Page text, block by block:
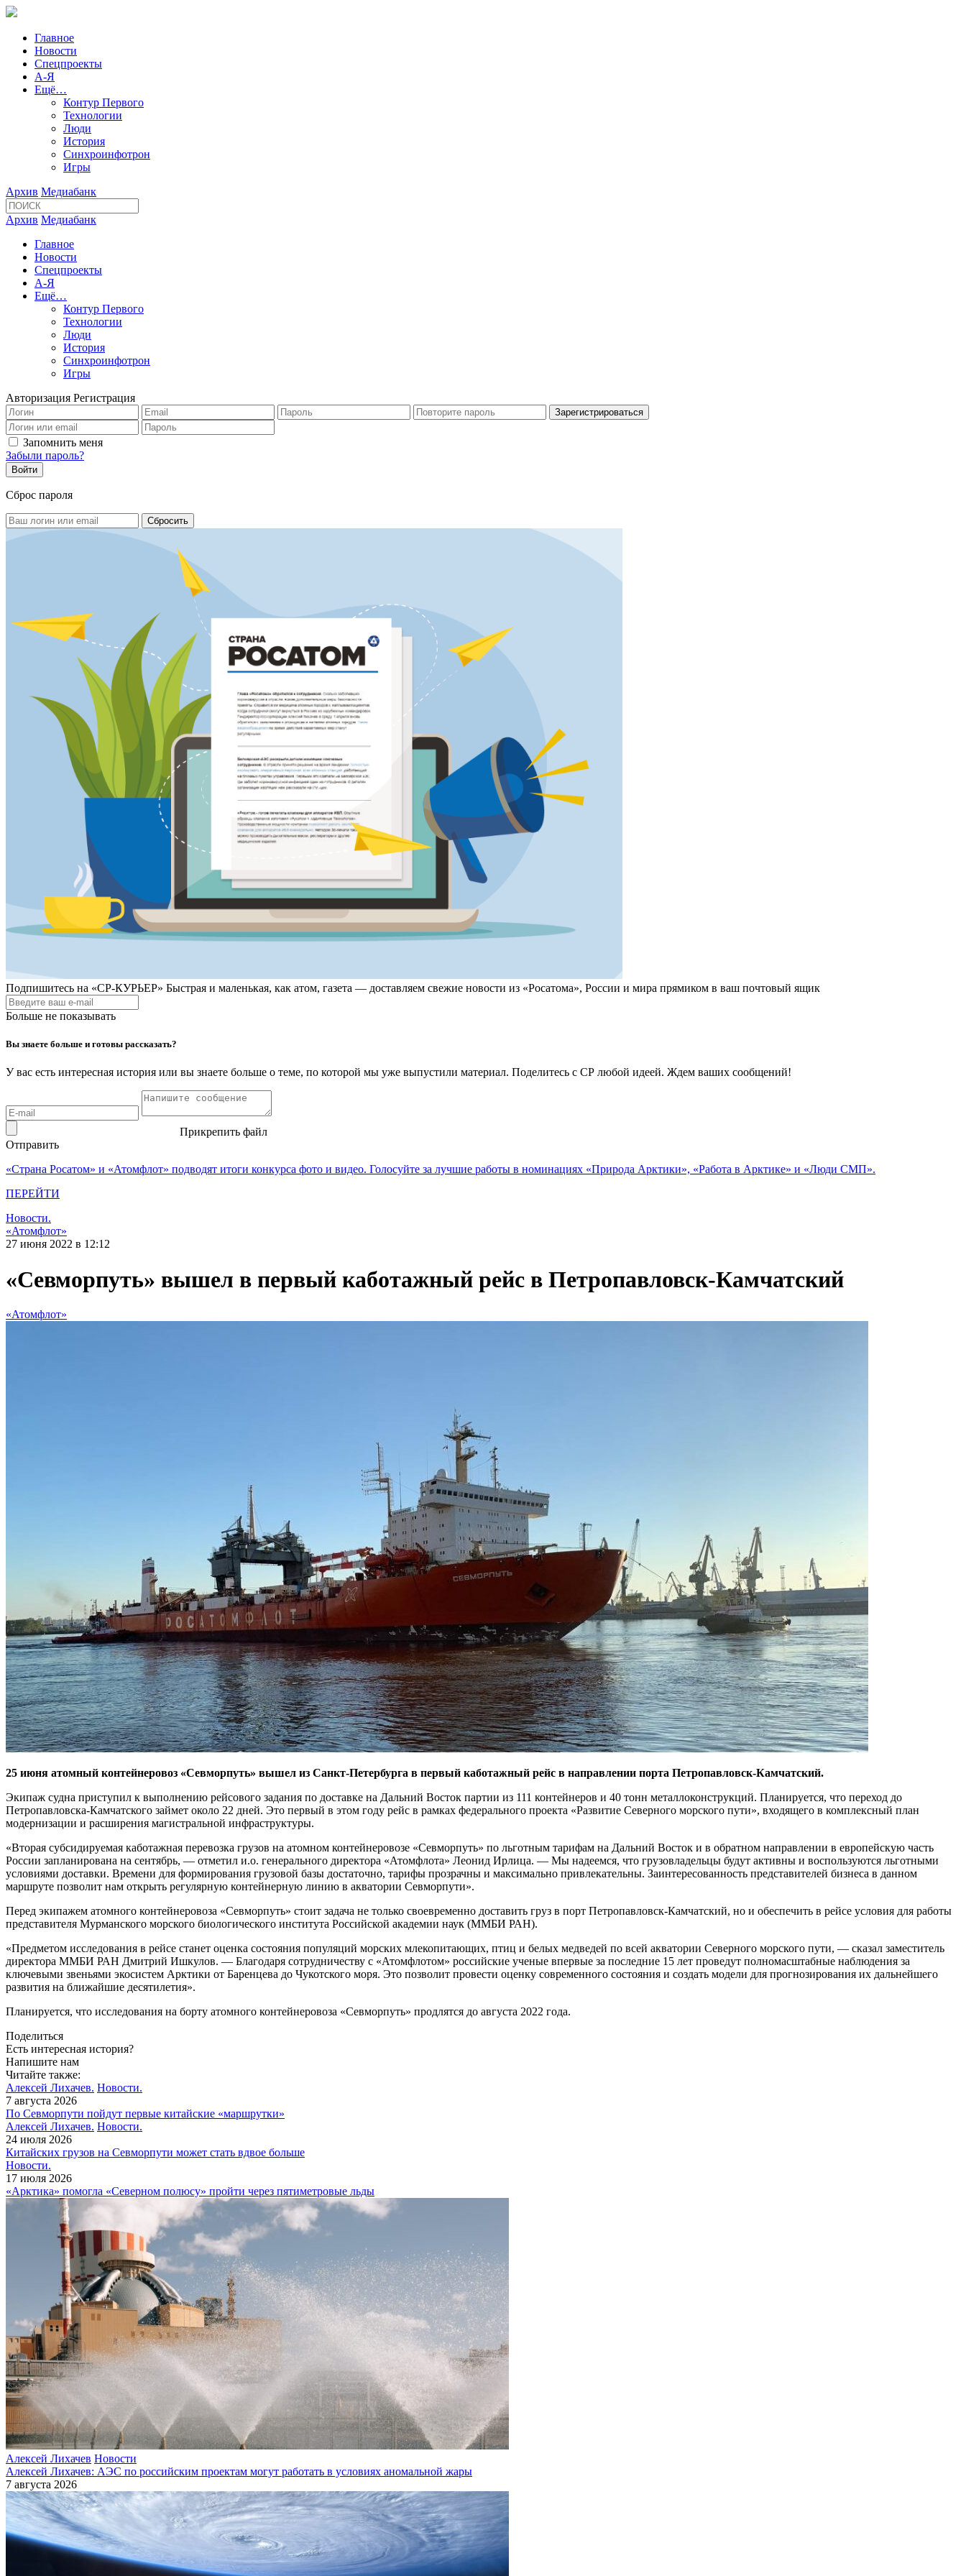
Главное
Новости
Спецпроекты
А-Я
Ещё…
Контур Первого
Технологии
Люди
История
Синхроинфотрон
Игры
Архив Медиабанк
Архив Медиабанк
Главное
Новости
Спецпроекты
А-Я
Ещё…
Контур Первого
Технологии
Люди
История
Синхроинфотрон
Игры
Авторизация Регистрация
Запомнить меня
Забыли пароль?
Сброс пароля
Подпишитесь на «СР-КУРЬЕР» Быстрая и маленькая, как атом, газета — доставляем свежие новости из «Росатома», России и мира прямиком в ваш почтовый ящик
Больше не показывать
Вы знаете больше и готовы рассказать?
У вас есть интересная история или вы знаете больше о теме, по которой мы уже выпустили материал. Поделитесь с СР любой идеей. Ждем ваших сообщений!
Прикрепить файл
Отправить
«Страна Росатом» и «Атомфлот» подводят итоги конкурса фото и видео. Голосуйте за лучшие работы в номинациях «Природа Арктики», «Работа в Арктике» и «Люди СМП».
ПЕРЕЙТИ
Новости.
«Атомфлот»
27 июня 2022 в 12:12
«Севморпуть» вышел в первый каботажный рейс в Петропавловск-Камчатский
«Атомфлот»
25 июня атомный контейнеровоз «Севморпуть» вышел из Санкт-Петербурга в первый каботажный рейс в направлении порта Петропавловск-Камчатский.
Экипаж судна приступил к выполнению рейсового задания по доставке на Дальний Восток партии из 111 контейнеров и 40 тонн металлоконструкций. Планируется, что переход до
Петропавловска-Камчатского займет около 22 дней. Это первый в этом году рейс в рамках федерального проекта «Развитие Северного морского пути», входящего в комплексный план
модернизации и расширения магистральной инфраструктуры.
«Вторая субсидируемая каботажная перевозка грузов на атомном контейнеровозе «Севморпуть» по льготным тарифам на Дальний Восток и в обратном направлении в европейскую часть
России запланирована на сентябрь, — отметил и.о. генерального директора «Атомфлота» Леонид Ирлица. — Мы надеемся, что грузовладельцы будут активны и воспользуются льготными
условиями доставки. Времени для формирования грузовой базы достаточно, тарифы прозрачны и максимально привлекательны. Заинтересованность представителей бизнеса в данном
маршруте позволит нам открыть регулярную контейнерную линию в акватории Севморпути».
Перед экипажем атомного контейнеровоза «Севморпуть» стоит задача не только своевременно доставить груз в порт Петропавловск-Камчатский, но и обеспечить в рейсе условия для работы
представителя Мурманского морского биологического института Российской академии наук (ММБИ РАН).
«Предметом исследования в рейсе станет оценка состояния популяций морских млекопитающих, птиц и белых медведей по всей акватории Северного морского пути, — сказал заместитель
директора ММБИ РАН Дмитрий Ишкулов. — Благодаря сотрудничеству с «Атомфлотом» российские ученые впервые за последние 15 лет проведут полномасштабные наблюдения за
ключевыми звеньями экосистем Арктики от Баренцева до Чукотского моря. Это позволит провести оценку современного состояния и создать модели для прогнозирования их дальнейшего
развития на ближайшие десятилетия».
Планируется, что исследования на борту атомного контейнеровоза «Севморпуть» продлятся до августа 2022 года.
Поделиться
Есть интересная история?
Напишите нам
Читайте также:
Алексей Лихачев. Новости.
7 августа 2026
По Севморпути пойдут первые китайские «маршрутки»
Алексей Лихачев. Новости.
24 июля 2026
Китайских грузов на Севморпути может стать вдвое больше
Новости.
17 июля 2026
«Арктика» помогла «Северном полюсу» пройти через пятиметровые льды
Алексей Лихачев Новости
Алексей Лихачев: АЭС по российским проектам могут работать в условиях аномальной жары
7 августа 2026